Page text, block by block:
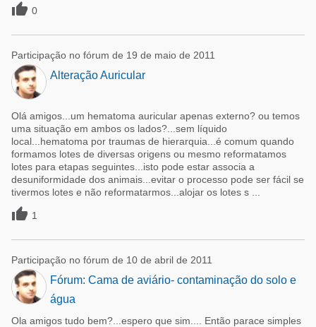
 0
Participação no fórum de 19 de maio de 2011
Alteração Auricular
Olá amigos...um hematoma auricular apenas externo? ou temos
uma situação em ambos os lados?...sem líquido
local...hematoma por traumas de hierarquia...é comum quando
formamos lotes de diversas origens ou mesmo reformatamos
lotes para etapas seguintes...isto pode estar associa a
desuniformidade dos animais...evitar o processo pode ser fácil se
tivermos lotes e não reformatarmos...alojar os lotes s ...
 1
Participação no fórum de 10 de abril de 2011
Fórum: Cama de aviário- contaminação do solo e
água
Ola amigos tudo bem?...espero que sim.... Então parace simples